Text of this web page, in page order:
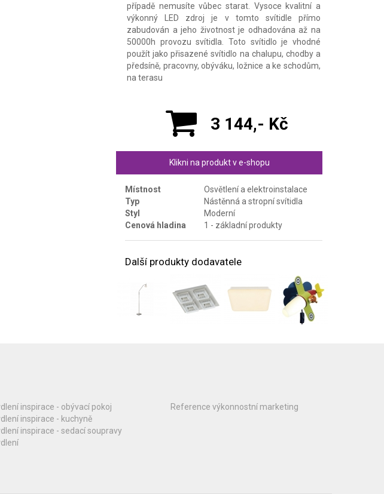
případě nemusíte vůbec starat. Vysoce kvalitní a
výkonný LED zdroj je v tomto svítidle přímo
zabudován a jeho životnost je odhadována až na
50000h provozu svítidla. Toto svítidlo je vhodné
použít jako přisazené svítidlo na chalupu, chodby a
předsíně, pracovny, obýváku, ložnice a ke schodům,
na terasu
3 144,- Kč
Klikni na produkt v e-shopu
Místnost
Osvětlení a elektroinstalace
Typ
Nástěnná a stropní svítidla
Styl
Moderní
Cenová hladina
1 - základní produkty
Další produkty dodavatele
inspirace - obývací pokoj
inspirace - kuchyně
inspirace - sedací soupravy
Reference výkonnostní marketing